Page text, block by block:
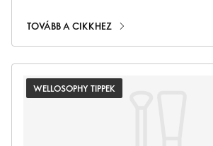
TOVÁBB A CIKKHEZ
WELLOSOPHY TIPPEK